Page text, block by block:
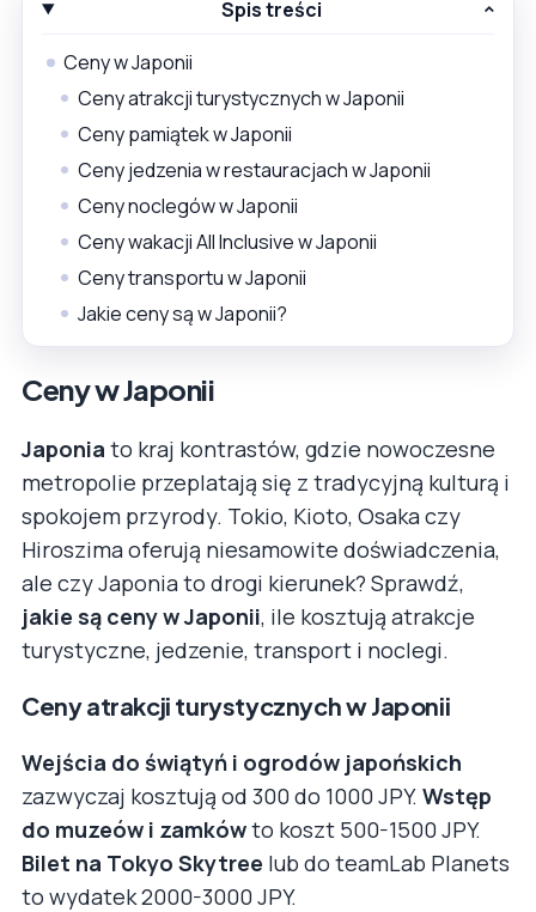
Spis treści
Ceny w Japonii
Ceny atrakcji turystycznych w Japonii
Ceny pamiątek w Japonii
Ceny jedzenia w restauracjach w Japonii
Ceny noclegów w Japonii
Ceny wakacji All Inclusive w Japonii
Ceny transportu w Japonii
Jakie ceny są w Japonii?
Ceny w Japonii
Japonia to kraj kontrastów, gdzie nowoczesne
metropolie przeplatają się z tradycyjną kulturą i
spokojem przyrody. Tokio, Kioto, Osaka czy
Hiroszima oferują niesamowite doświadczenia,
ale czy Japonia to drogi kierunek? Sprawdź,
jakie są ceny w Japonii, ile kosztują atrakcje
turystyczne, jedzenie, transport i noclegi.
Ceny atrakcji turystycznych w Japonii
Wejścia do świątyń i ogrodów japońskich
zazwyczaj kosztują od 300 do 1000 JPY. Wstęp
do muzeów i zamkówto koszt 500-1500 JPY.
Bilet na Tokyo Skytree lub do teamLab Planets
to wydatek 2000-3000 JPY.